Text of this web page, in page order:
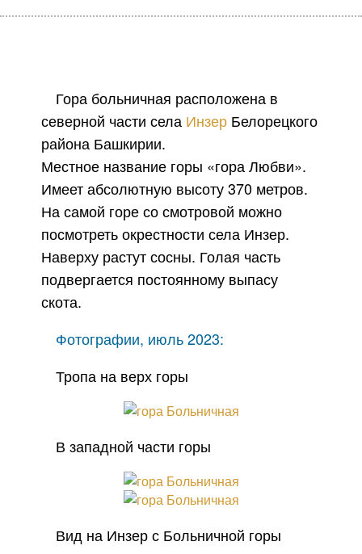
Гора больничная расположена в
северной части села Инзер Белорецкого
района Башкирии.
Местное название горы «гора Любви».
Имеет абсолютную высоту 370 метров.
На самой горе со смотровой можно
посмотреть окрестности села Инзер.
Наверху растут сосны. Голая часть
подвергается постоянному выпасу
скота.
Фотографии, июль 2023:
Тропа на верх горы
В западной части горы
Вид на Инзер с Больничной горы